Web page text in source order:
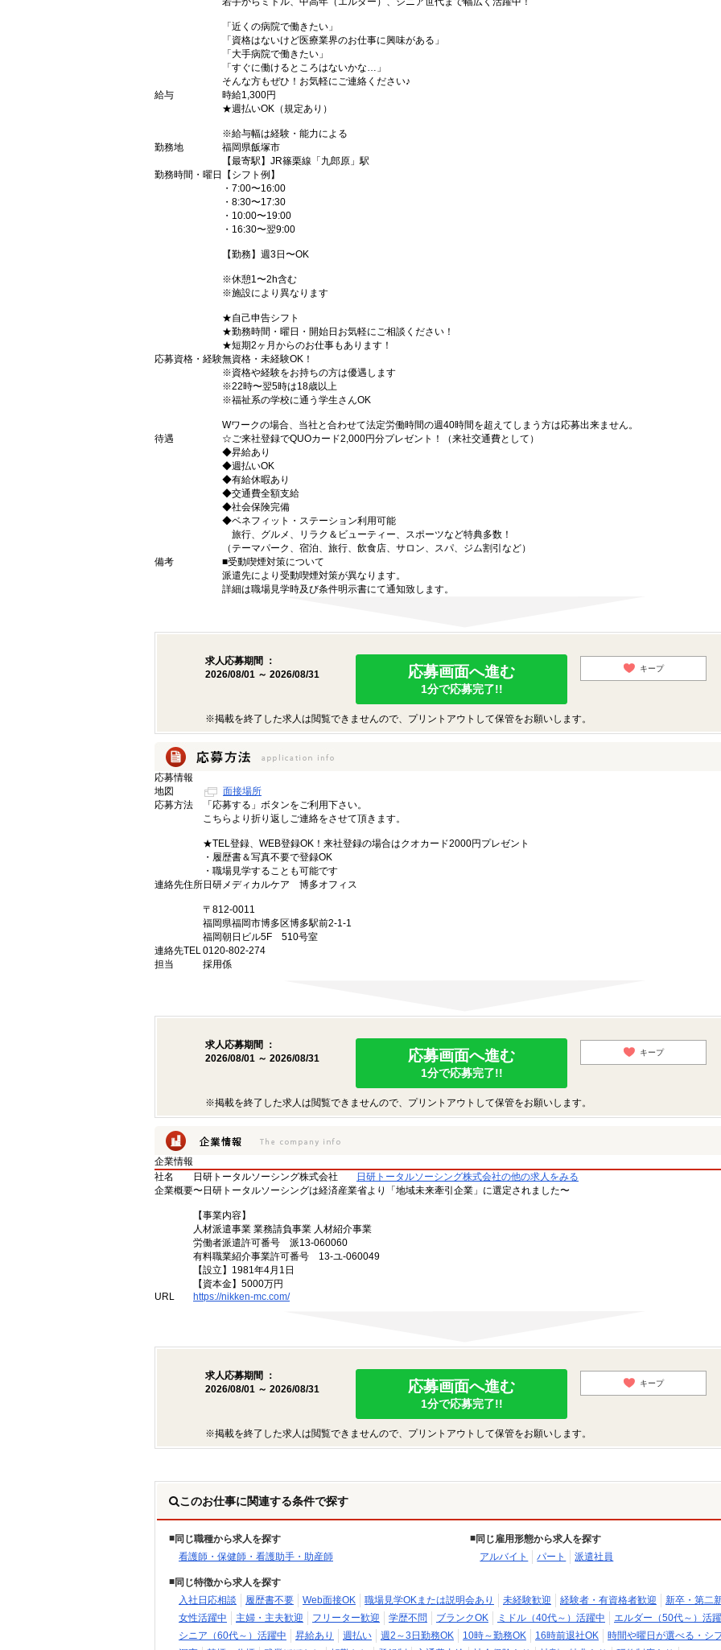
「近くの病院で働きたい」
「資格はないけど医療業界のお仕事に興味がある」
「大手病院で働きたい」
「すぐに働けるところはないかな…」
そんな方もぜひ！お気軽にご連絡ください♪
給与
時給1,300円
★週払いOK（規定あり）
※給与幅は経験・能力による
勤務地
福岡県飯塚市
【最寄駅】JR篠栗線「九郎原」駅
勤務時間・曜日
【シフト例】
・7:00〜16:00
・8:30〜17:30
・10:00〜19:00
・16:30〜翌9:00
【勤務】週3日〜OK
※休憩1〜2h含む
※施設により異なります
★自己申告シフト
★勤務時間・曜日・開始日お気軽にご相談ください！
★短期2ヶ月からのお仕事もあります！
応募資格・経験無資格・未経験OK！
※資格や経験をお持ちの方は優遇します
※22時〜翌5時は18歳以上
※福祉系の学校に通う学生さんOK
Wワークの場合、当社と合わせて法定労働時間の週40時間を超えてしまう方は応募出来ません。
待遇
☆ご来社登録でQUOカード2,000円分プレゼント！（来社交通費として）
◆昇給あり
◆週払いOK
◆有給休暇あり
◆交通費全額支給
◆社会保険完備
◆ベネフィット・ステーション利用可能
旅行、グルメ、リラク＆ビューティー、スポーツなど特典多数！
（テーマパーク、宿泊、旅行、飲食店、サロン、スパ、ジム割引など）
備考
■受動喫煙対策について
派遣先により受動喫煙対策が異なります。
詳細は職場見学時及び条件明示書にて通知致します。
求人応募期間 ：
2026/08/01 ～ 2026/08/31
応募画面へ進む
1分で応募完了!!
キープ
※掲載を終了した求人は閲覧できませんので、プリントアウトして保管をお願いします。
応募情報
地図
面接場所
応募方法
「応募する」ボタンをご利用下さい。
こちらより折り返しご連絡をさせて頂きます。
★TEL登録、WEB登録OK！来社登録の場合はクオカード2000円プレゼント
・履歴書＆写真不要で登録OK
・職場見学することも可能です
連絡先住所日研メディカルケア 博多オフィス
〒812-0011
福岡県福岡市博多区博多駅前2-1-1
福岡朝日ビル5F 510号室
連絡先TEL0120-802-274
担当
採用係
求人応募期間 ：
2026/08/01 ～ 2026/08/31
応募画面へ進む
1分で応募完了!!
キープ
※掲載を終了した求人は閲覧できませんので、プリントアウトして保管をお願いします。
企業情報
社名
日研トータルソーシング株式会社
日研トータルソーシング株式会社の他の求人をみる
企業概要〜日研トータルソーシングは経済産業省より「地域未来牽引企業」に選定されました〜
【事業内容】
人材派遣事業 業務請負事業 人材紹介事業
労働者派遣許可番号 派13-060060
有料職業紹介事業許可番号 13-ユ-060049
【設立】1981年4月1日
【資本金】5000万円
URL
https://nikken-mc.com/
求人応募期間 ：
2026/08/01 ～ 2026/08/31
応募画面へ進む
1分で応募完了!!
キープ
※掲載を終了した求人は閲覧できませんので、プリントアウトして保管をお願いします。
このお仕事に関連する条件で探す
同じ職種から求人を探す
看護師・保健師・看護助手・助産師
同じ雇用形態から求人を探す
アルバイト
パート 派遣社員
同じ特徴から求人を探す
入社日応相談
履歴書不要 Web面接OK 職場見学OKまたは説明会あり 未経験歓迎 経験者・有資格者歓迎
新卒・第二
女性活躍中
主婦・主夫歓迎 フリーター歓迎 学歴不問 ブランクOK ミドル（40代～）活躍中
エルダー（50代～）活
シニア（60代～）活躍中
昇給あり 週払い 週2～3日勤務OK 10時～勤務OK 16時前退社OK
時間や曜日が選べる・シ